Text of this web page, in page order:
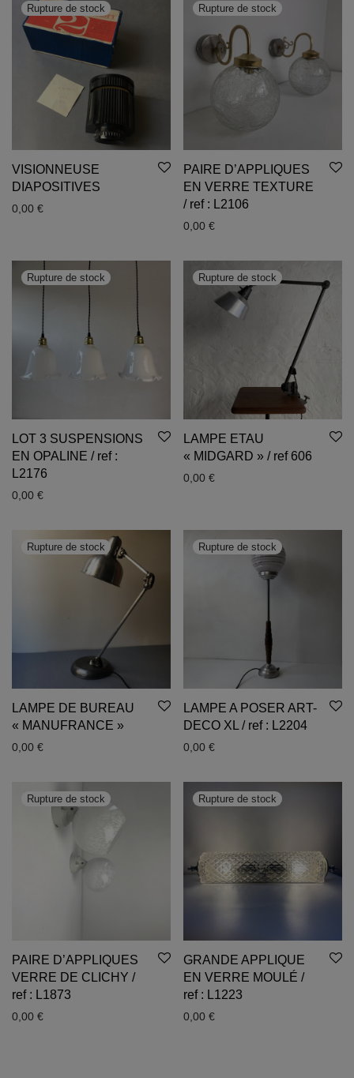
VISIONNEUSE
DIAPOSITIVES
0,00 €
PAIRE D’APPLIQUES
EN VERRE TEXTURE
/ ref : L2106
0,00 €
LOT 3 SUSPENSIONS
EN OPALINE / ref :
L2176
0,00 €
LAMPE ETAU
« MIDGARD » / ref 606
0,00 €
LAMPE DE BUREAU
« MANUFRANCE »
0,00 €
LAMPE A POSER ART-
DECO XL / ref : L2204
0,00 €
PAIRE D’APPLIQUES
VERRE DE CLICHY /
ref : L1873
0,00 €
GRANDE APPLIQUE
EN VERRE MOULÉ /
ref : L1223
0,00 €